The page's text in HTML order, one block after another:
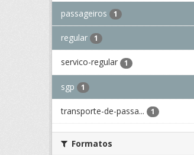
passageiros 1
regular 1
servico-regular 1
sgp 1
transporte-de-passa... 1
Formatos